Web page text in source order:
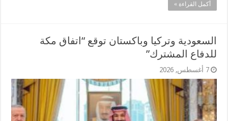
أكمل القراءة »
السعودية وتركيا وباكستان توقع “اتفاق مكة
للدفاع المشترك”
7 أغسطس, 2026